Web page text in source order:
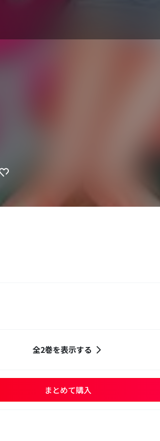
全2巻を表示する
まとめて購入